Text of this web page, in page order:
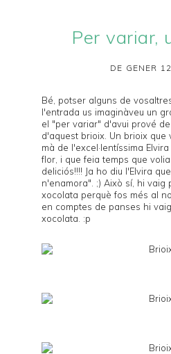
Per variar,
DE GENER
Bé, potser alguns de
l'entrada us imaginàveu un
el "per variar" d'avui prové
d'aquest brioix. Un brioix
mà de l'excel·lentíssima Elvira
flor , i que feia temps que
deliciós!!!! Ja ho diu l'Elvira
n'enamora". ;) Això sí, hi vaig
xocolata perquè fos més al
en comptes de panses hi
xocolata. :p